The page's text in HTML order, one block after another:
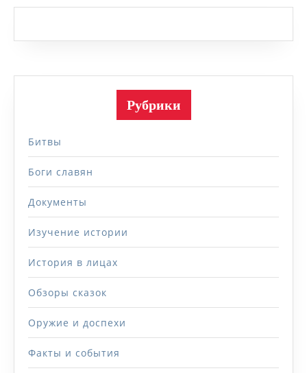
Рубрики
Битвы
Боги славян
Документы
Изучение истории
История в лицах
Обзоры сказок
Оружие и доспехи
Факты и события